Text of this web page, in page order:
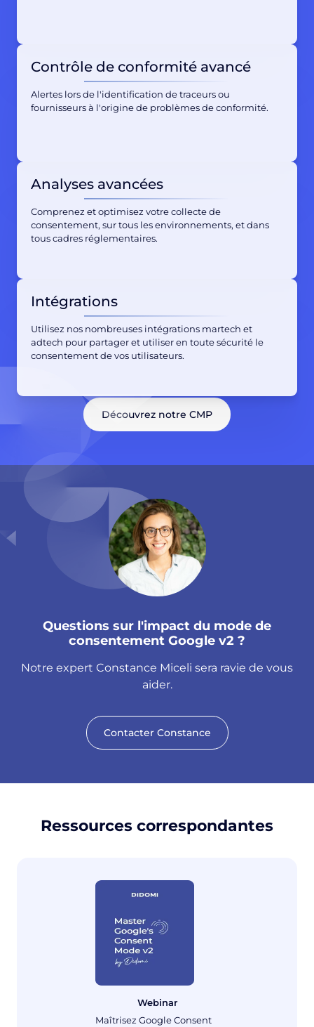
Contrôle de conformité avancé
Alertes lors de l'identification de traceurs ou
fournisseurs à l'origine de problèmes de conformité.
Analyses avancées
Comprenez et optimisez votre collecte de
consentement, sur tous les environnements, et dans
tous cadres réglementaires.
Intégrations
Utilisez nos nombreuses intégrations martech et
adtech pour partager et utiliser en toute sécurité le
consentement de vos utilisateurs.
Découvrez notre CMP
Questions sur l'impact du mode de
consentement Google v2 ?
Notre expert Constance Miceli sera ravie de vous
aider.
Contacter Constance
Ressources correspondantes
Webinar
Maîtrisez Google Consent